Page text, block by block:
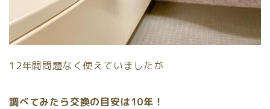
12年間問題なく使えていましたが
調べてみたら交換の目安は10年！